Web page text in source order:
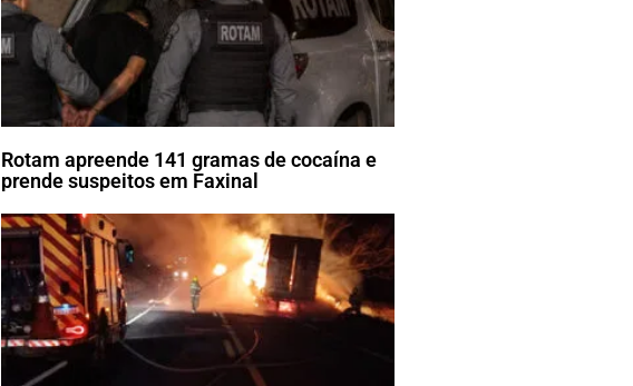
Rotam apreende 141 gramas de cocaína e
prende suspeitos em Faxinal